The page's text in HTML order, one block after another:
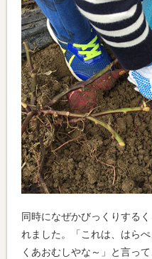
同時になぜかびっくりする
れました。「これは、はら
くあおむしやな～」と言っ